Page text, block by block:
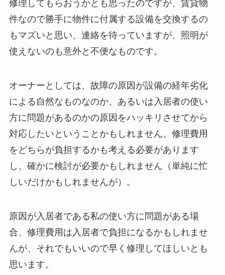
修理してもらおうかとも思ったのですが、賃貸物
件なので勝手に物件に付属する設備を交換するの
もマズいと思い、連絡を待っていますが、照明が
使えないのも意外と不便なものです。
オーナーとしては、故障の原因が設備の経年劣化
による自然なものなのか、あるいは入居者の使い
方に問題があるのかの原因をハッキリさせてから
対応したいということかもしれません。修理費用
をどちらが負担するかも考える必要があります
し、確かに検討が必要かもしれません（単純に忙
しいだけかもしれませんが）。
原因が入居者である私の使い方に問題がある場
合、修理費用は入居者で負担になるかもしれませ
んが、それでもいいので早く修理してほしいとも
思います。